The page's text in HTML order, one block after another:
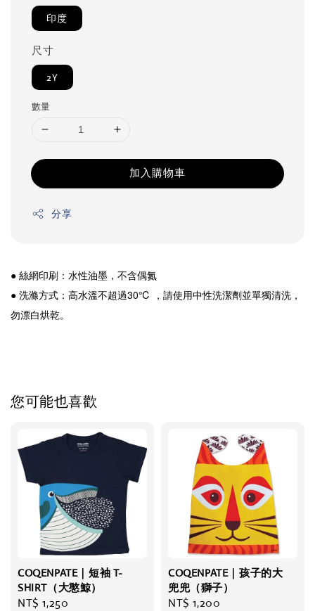
印度
尺寸
2Y
數量
加入購物車
分享
● 絲網印刷：水性油墨，不含偶氮
● 洗滌方式：高水溫不超過30℃ ，請使用中性洗潔劑並單獨清洗，
勿漂白烘乾。
您可能也喜歡
COQENPATE｜短袖 T-
SHIRT（大憨鯨）
Regular
NT$ 1,250
COQENPATE｜孩子的大
兜兜（獅子）
Regular
NT$ 1,200